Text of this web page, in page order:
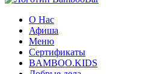
О Нас
Афиша
Меню
Сертификаты
BAMBOO.KIDS